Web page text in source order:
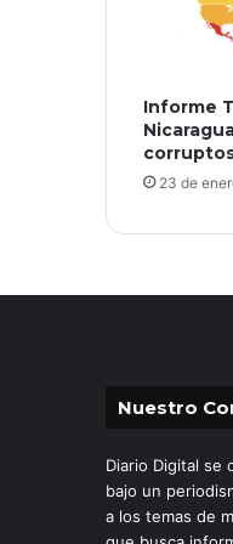
Informe
23 de
Nuestro
Diario Digital se
bajo un
a los temas de